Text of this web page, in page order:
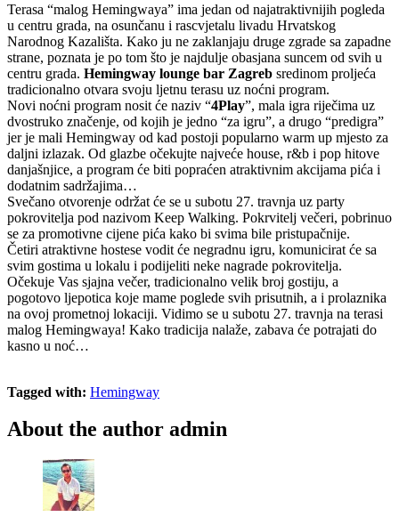
Terasa “malog Hemingwaya” ima jedan od najatraktivnijih pogleda
u centru grada, na osunčanu i rascvjetalu livadu Hrvatskog
Narodnog Kazališta. Kako ju ne zaklanjaju druge zgrade sa zapadne
strane, poznata je po tom što je najdulje obasjana suncem od svih u
centru grada. Hemingway lounge bar Zagreb sredinom proljeća
tradicionalno otvara svoju ljetnu terasu uz noćni program.
Novi noćni program nosit će naziv “4Play”, mala igra riječima uz
dvostruko značenje, od kojih je jedno “za igru”, a drugo “predigra”
jer je mali Hemingway od kad postoji popularno warm up mjesto za
daljni izlazak. Od glazbe očekujte najveće house, r&b i pop hitove
danjašnjice, a program će biti popraćen atraktivnim akcijama pića i
dodatnim sadržajima…
Svečano otvorenje održat će se u subotu 27. travnja uz party
pokrovitelja pod nazivom Keep Walking. Pokrvitelj večeri, pobrinuo
se za promotivne cijene pića kako bi svima bile pristupačnije.
Četiri atraktivne hostese vodit će negradnu igru, komunicirat će sa
svim gostima u lokalu i podijeliti neke nagrade pokrovitelja.
Očekuje Vas sjajna večer, tradicionalno velik broj gostiju, a
pogotovo ljepotica koje mame poglede svih prisutnih, a i prolaznika
na ovoj prometnoj lokaciji. Vidimo se u subotu 27. travnja na terasi
malog Hemingwaya! Kako tradicija nalaže, zabava će potrajati do
kasno u noć…
Tagged with: Hemingway
About the author admin